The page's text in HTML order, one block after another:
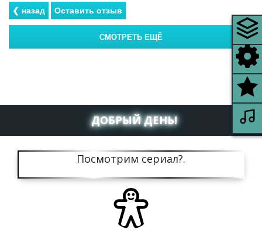
ДОБРЫЙ ДЕНЬ!
Посмотрим сериал?.